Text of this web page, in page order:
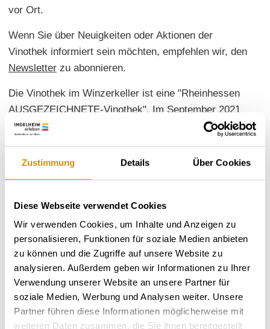
Zustimmung Details Über Cookies
Diese Webseite verwendet Cookies
Wir verwenden Cookies, um Inhalte und Anzeigen zu
personalisieren, Funktionen für soziale Medien anbieten
zu können und die Zugriffe auf unsere Website zu
analysieren. Außerdem geben wir Informationen zu Ihrer
Verwendung unserer Website an unsere Partner für
soziale Medien, Werbung und Analysen weiter. Unsere
Partner führen diese Informationen möglicherweise mit
weiteren Daten zusammen, die Sie ihnen bereitgestellt
vor Ort.
Wenn Sie über Neuigkeiten oder Aktionen der
Vinothek informiert sein möchten, empfehlen wir, den
Newsletter zu abonnieren.
Die Vinothek im Winzerkeller ist eine "Rheinhessen
AUSGEZEICHNETE-Vinothek". Im September 2021
wurde die
vom Deutschen
Deutschlands gekürt. Im Merian-Katalog X1/2021